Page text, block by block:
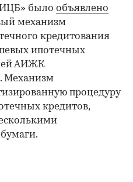
было объявлено
механизм
кредитования
ипотечных
АИЖК
Механизм
процедуру
кредитов,